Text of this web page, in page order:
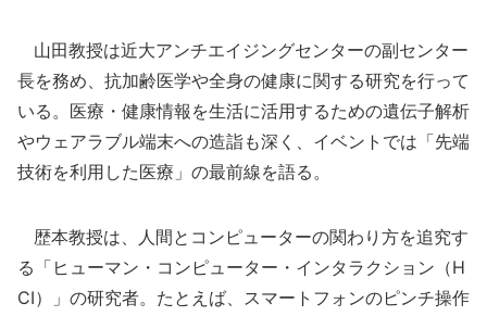
山田教授は近大アンチエイジングセンターの副センター
長を務め、抗加齢医学や全身の健康に関する研究を行って
いる。医療・健康情報を生活に活用するための遺伝子解析
やウェアラブル端末への造詣も深く、イベントでは「先端
技術を利用した医療」の最前線を語る。
歴本教授は、人間とコンピューターの関わり方を追究す
る「ヒューマン・コンピューター・インタラクション（H
CI）」の研究者。たとえば、スマートフォンのピンチ操作